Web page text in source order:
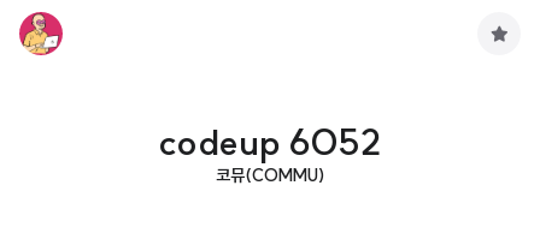
codeup 6052
코뮤(COMMU)
구